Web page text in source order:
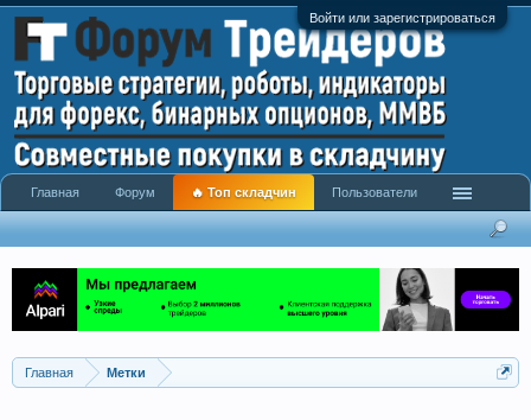
Войти или зарегистрироваться
Главная Метки
Главная Форум 🔥 Топ складчин Пользователи